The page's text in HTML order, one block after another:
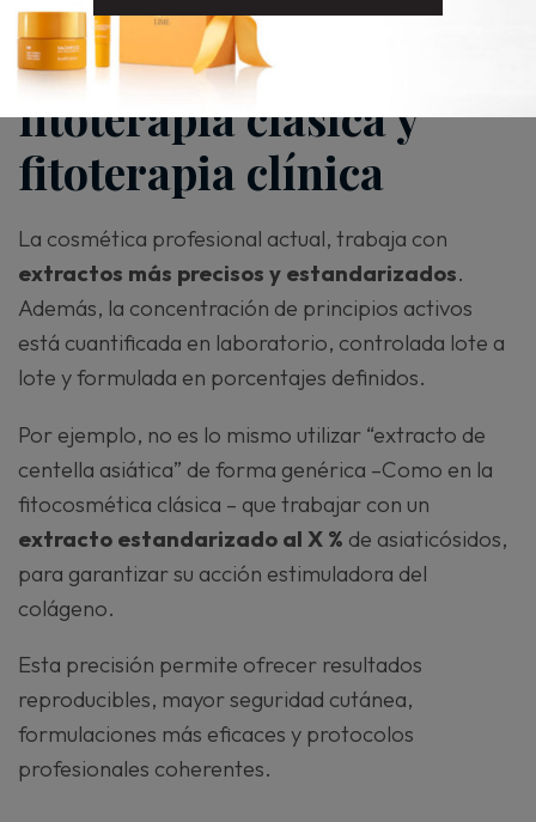
fitocosmética,
fitoterapia clásica y
fitoterapia clínica
La cosmética profesional actual, trabaja con
extractos más precisos y estandarizados.
Además, la concentración de principios activos
está cuantificada en laboratorio, controlada lote a
lote y formulada en porcentajes definidos.
Por ejemplo, no es lo mismo utilizar “extracto de
centella asiática” de forma genérica –Como en la
fitocosmética clásica – que trabajar con un
extracto estandarizado al X % de asiaticósidos,
para garantizar su acción estimuladora del
colágeno.
Esta precisión permite ofrecer resultados
reproducibles, mayor seguridad cutánea,
formulaciones más eficaces y protocolos
profesionales coherentes.